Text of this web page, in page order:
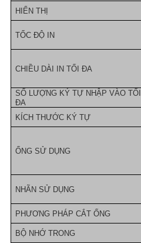
HIỂN THỊ
TỐC ĐỘ IN
CHIỀU DÀI IN TỐI ĐA
SỐ LƯỢNG KÝ TỰ NHẬP VÀO TỐI
ĐA
KÍCH THƯỚC KÝ TỰ
ỐNG SỬ DỤNG
NHÃN SỬ DỤNG
PHƯƠNG PHÁP CẮT ỐNG
BỘ NHỚ TRONG